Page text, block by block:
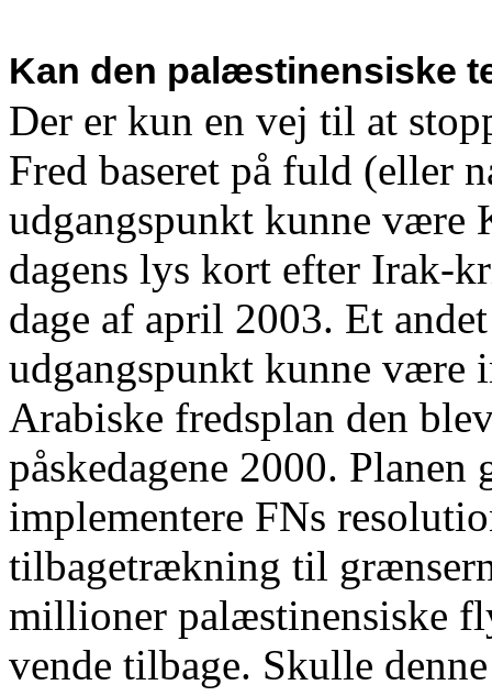
Kan den palæstinensiske
Der er kun en vej til at
Fred baseret på fuld (eller
udgangspunkt kunne være
dagens lys kort efter Irak-
dage af april 2003. Et
udgangspunkt kunne være
Arabiske fredsplan den
påskedagene 2000.
implementere FNs
tilbagetrækning til
millioner palæstinensiske
vende tilbage. Skulle